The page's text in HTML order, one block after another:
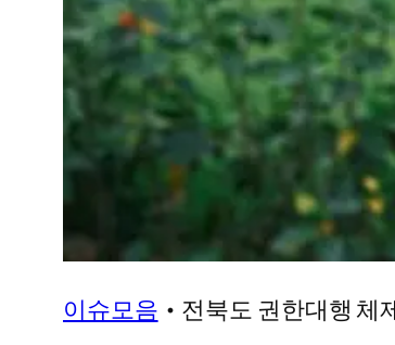
이슈모음 • 전북도 권한대행 체